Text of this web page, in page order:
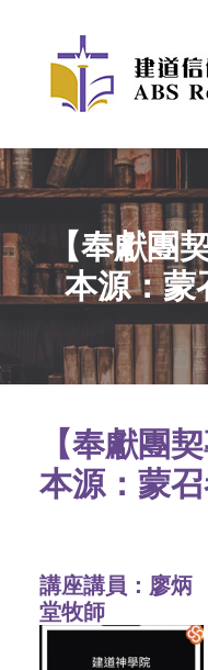
【奉獻團
本源：蒙
【奉獻團
本源：蒙
講座講員：廖炳
堂牧師